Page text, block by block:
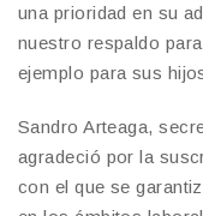
una prioridad en su
nuestro respaldo
ejemplo para sus
Sandro Arteaga,
agradeció por la
con el que se